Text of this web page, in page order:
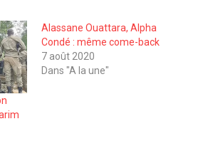
Alassane Ouattara, Alpha
Condé : même come-back
7 août 2020
Dans "A la une"